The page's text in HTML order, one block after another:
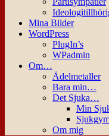
Mina Bilder
WordPress
PlugIn’s
WPadmin
Om…
Ädelmetaller
Bara min…
Det Sjuka…
Min
Om mig